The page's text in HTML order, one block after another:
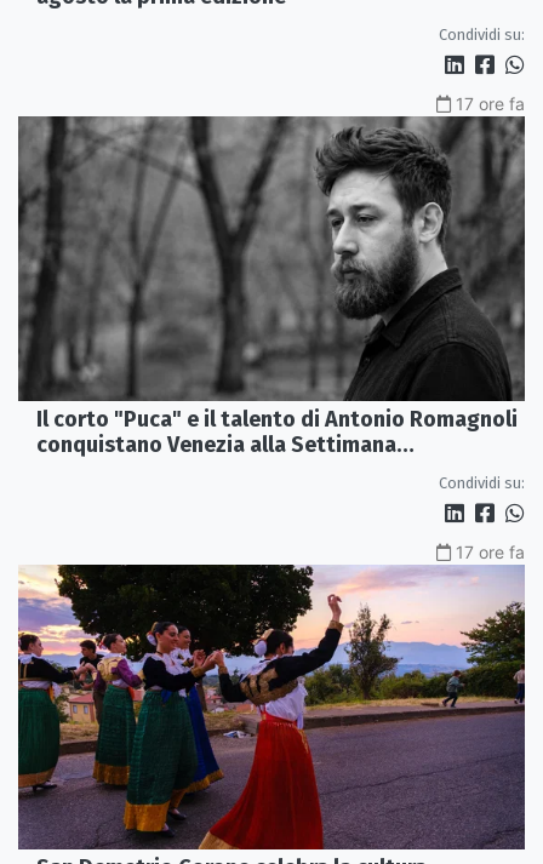
Condividi su:
17 ore fa
Il corto "Puca" e il talento di Antonio Romagnoli
conquistano Venezia alla Settimana
Condividi su:
17 ore fa